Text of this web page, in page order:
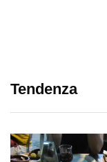
Tendenza